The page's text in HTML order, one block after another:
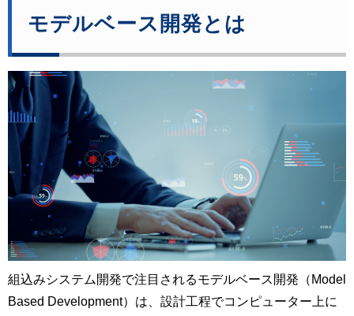
モデルベース開発とは
組込みシステム開発で注目されるモデルベース開発（Model
Based Development）は、設計工程でコンピューター上に